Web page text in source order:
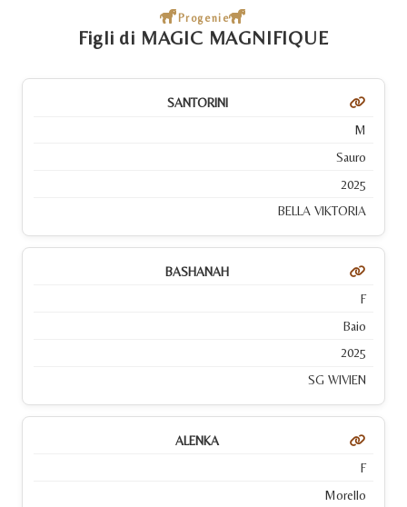
Progenie
Figli di MAGIC MAGNIFIQUE
SANTORINI
M
Sauro
2025
BELLA VIKTORIA
BASHANAH
F
Baio
2025
SG WIVIEN
ALENKA
F
Morello